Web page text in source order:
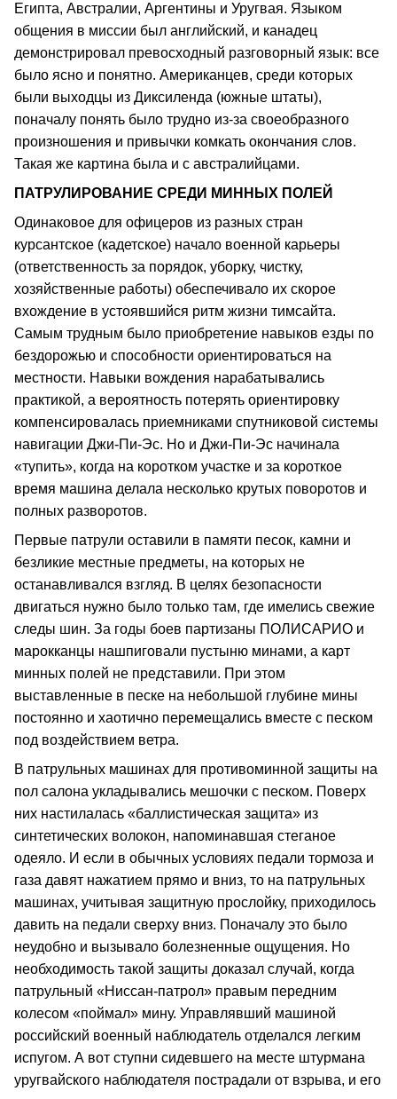
Египта, Австралии, Аргентины и Уругвая. Языком
общения в миссии был английский, и канадец
демонстрировал превосходный разговорный язык: все
было ясно и понятно. Американцев, среди которых
были выходцы из Диксиленда (южные штаты),
поначалу понять было трудно из-за своеобразного
произношения и привычки комкать окончания слов.
Такая же картина была и с австралийцами.
ПАТРУЛИРОВАНИЕ СРЕДИ МИННЫХ ПОЛЕЙ
Одинаковое для офицеров из разных стран
курсантское (кадетское) начало военной карьеры
(ответственность за порядок, уборку, чистку,
хозяйственные работы) обеспечивало их скорое
вхождение в устоявшийся ритм жизни тимсайта.
Самым трудным было приобретение навыков езды по
бездорожью и способности ориентироваться на
местности. Навыки вождения нарабатывались
практикой, а вероятность потерять ориентировку
компенсировалась приемниками спутниковой системы
навигации Джи-Пи-Эс. Но и Джи-Пи-Эс начинала
«тупить», когда на коротком участке и за короткое
время машина делала несколько крутых поворотов и
полных разворотов.
Первые патрули оставили в памяти песок, камни и
безликие местные предметы, на которых не
останавливался взгляд. В целях безопасности
двигаться нужно было только там, где имелись свежие
следы шин. За годы боев партизаны ПОЛИСАРИО и
марокканцы нашпиговали пустыню минами, а карт
минных полей не представили. При этом
выставленные в песке на небольшой глубине мины
постоянно и хаотично перемещались вместе с песком
под воздействием ветра.
В патрульных машинах для противоминной защиты на
пол салона укладывались мешочки с песком. Поверх
них настилалась «баллистическая защита» из
синтетических волокон, напоминавшая стеганое
одеяло. И если в обычных условиях педали тормоза и
газа давят нажатием прямо и вниз, то на патрульных
машинах, учитывая защитную прослойку, приходилось
давить на педали сверху вниз. Поначалу это было
неудобно и вызывало болезненные ощущения. Но
необходимость такой защиты доказал случай, когда
патрульный «Ниссан-патрол» правым передним
колесом «поймал» мину. Управлявший машиной
российский военный наблюдатель отделался легким
испугом. А вот ступни сидевшего на месте штурмана
уругвайского наблюдателя пострадали от взрыва, и его